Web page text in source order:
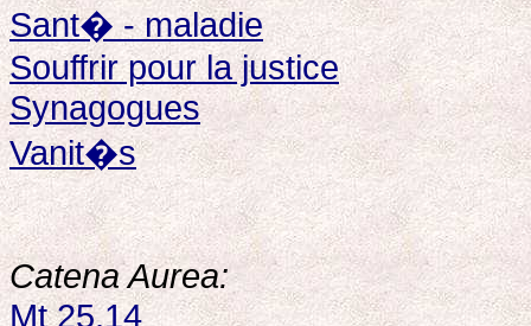
Sant� - maladie
Souffrir pour la justice
Synagogues
Vanit�s
Catena Aurea:
Mt 25,14